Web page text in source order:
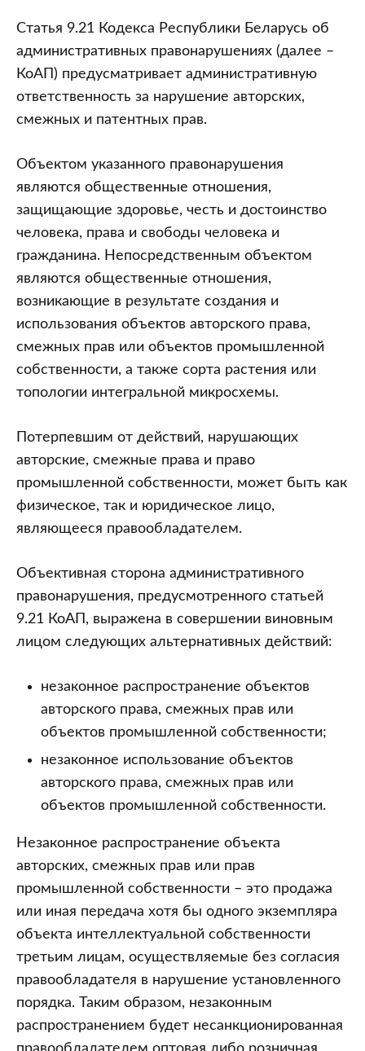
Статья 9.21 Кодекса Республики Беларусь об
административных правонарушениях (далее –
КоАП) предусматривает административную
ответственность за нарушение авторских,
смежных и патентных прав.
Объектом указанного правонарушения
являются общественные отношения,
защищающие здоровье, честь и достоинство
человека, права и свободы человека и
гражданина. Непосредственным объектом
являются общественные отношения,
возникающие в результате создания и
использования объектов авторского права,
смежных прав или объектов промышленной
собственности, а также сорта растения или
топологии интегральной микросхемы.
Потерпевшим от действий, нарушающих
авторские, смежные права и право
промышленной собственности, может быть как
физическое, так и юридическое лицо,
являющееся правообладателем.
Объективная сторона административного
правонарушения, предусмотренного статьей
9.21 КоАП, выражена в совершении виновным
лицом следующих альтернативных действий:
незаконное распространение объектов
авторского права, смежных прав или
объектов промышленной собственности;
незаконное использование объектов
авторского права, смежных прав или
объектов промышленной собственности.
Незаконное распространение объекта
авторских, смежных прав или прав
промышленной собственности – это продажа
или иная передача хотя бы одного экземпляра
объекта интеллектуальной собственности
третьим лицам, осуществляемые без согласия
правообладателя в нарушение установленного
порядка. Таким образом, незаконным
распространением будет несанкционированная